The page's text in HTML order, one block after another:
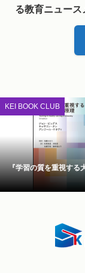
る教育ニュース
KEI BOOK CLUB
『学習の質を重視する